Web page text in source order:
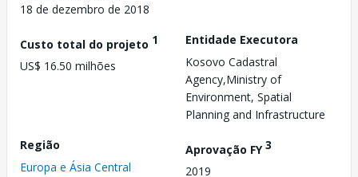
18 de dezembro de 2018
Custo total do projeto 1
US$ 16.50 milhões
Entidade Executora
Kosovo Cadastral
Agency,Ministry of
Environment, Spatial
Planning and Infrastructure
Região
Europa e Ásia Central
Aprovação FY3
2019